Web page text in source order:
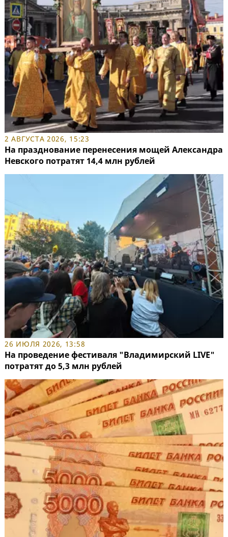
2 АВГУСТА 2026, 15:23
На празднование перенесения мощей Александра
Невского потратят 14,4 млн рублей
26 ИЮЛЯ 2026, 13:58
На проведение фестиваля "Владимирский LIVE"
потратят до 5,3 млн рублей